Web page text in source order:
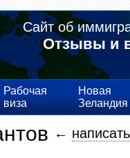
Сайт об
Отзывы и
Рабочая
виза
Новая
Зеландия
←